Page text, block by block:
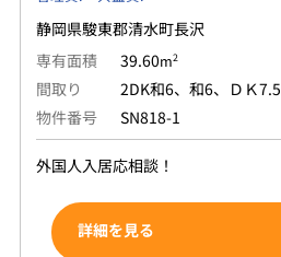
静岡県駿東郡清水町長沢
専有面積
39.60m2
間取り
2DK和6、和6、ＤＫ7.5
物件番号
SN818-1
外国人入居応相談！
詳細を見る